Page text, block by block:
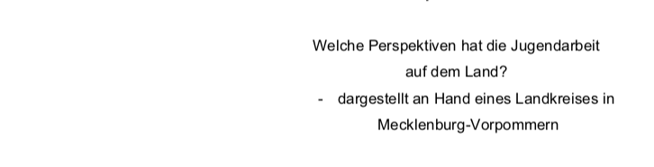
Welche Perspektiven hat die Jugendarbeit
auf dem Land?
-   dargestellt an Hand eines Landkreises in
Mecklenburg-Vorpommern